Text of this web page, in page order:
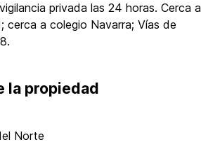
privada las 24 horas. Cerca a
cerca a colegio Navarra; Vías de
la propiedad
Norte